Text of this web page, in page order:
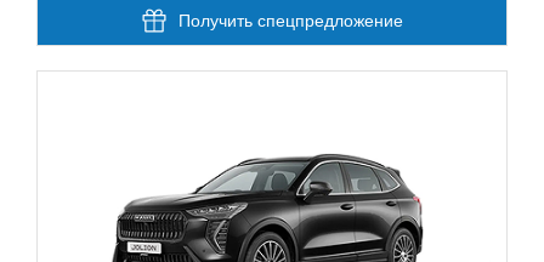
Получить спецпредложение